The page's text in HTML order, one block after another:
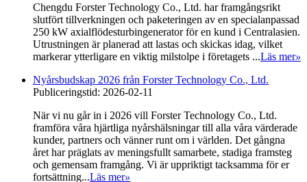
Chengdu Forster Technology Co., Ltd. har framgångsrikt
slutfört tillverkningen och paketeringen av en specialanpassad
250 kW axialflödesturbingenerator för en kund i Centralasien.
Utrustningen är planerad att lastas och skickas idag, vilket
markerar ytterligare en viktig milstolpe i företagets ...Läs mer»
Nyårsbudskap 2026 från Forster Technology Co., Ltd.
Publiceringstid: 2026-02-11
När vi nu går in i 2026 vill Forster Technology Co., Ltd.
framföra våra hjärtliga nyårshälsningar till alla våra värderade
kunder, partners och vänner runt om i världen. Det gångna
året har präglats av meningsfullt samarbete, stadiga framsteg
och gemensam framgång. Vi är uppriktigt tacksamma för er
fortsättning...Läs mer»